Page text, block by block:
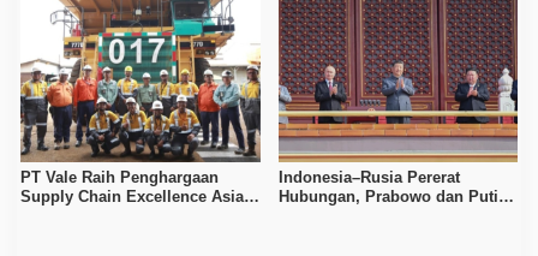
PT Vale Raih Penghargaan
Supply Chain Excellence Asia
Indonesia–Rusia Pererat
Hubungan, Prabowo dan Putin